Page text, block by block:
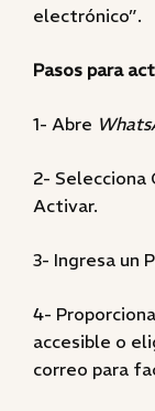
electrónico”.
Pasos para
1- Abre
2- Selecciona
Activar.
3- Ingresa un
4-
accesible o
correo para